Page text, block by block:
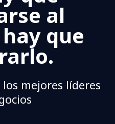
al
que
mejores líderes